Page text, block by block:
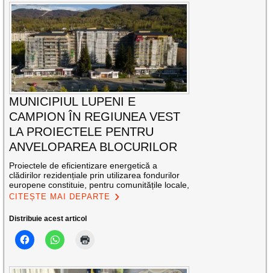
MUNICIPIUL LUPENI E
CAMPION ÎN REGIUNEA VEST
LA PROIECTELE PENTRU
ANVELOPAREA BLOCURILOR
Proiectele de eficientizare energetică a
clădirilor rezidențiale prin utilizarea fondurilor
europene constituie, pentru comunitățile locale,
CITEȘTE MAI DEPARTE
Distribuie acest articol